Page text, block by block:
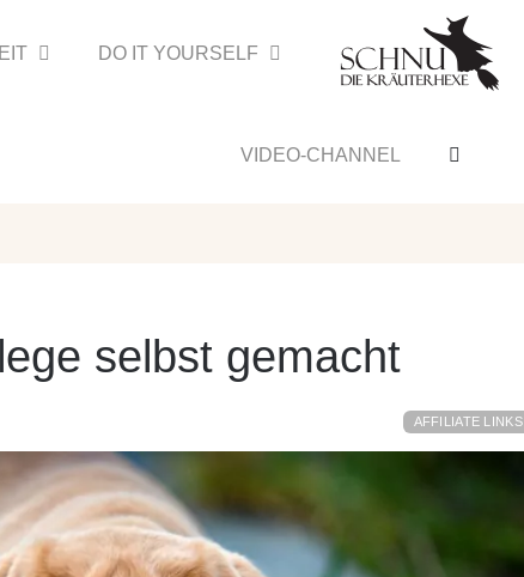
DO IT YOURSELF
VIDEO-CHANNEL
selbst gemacht
AFFILIATE LINKS